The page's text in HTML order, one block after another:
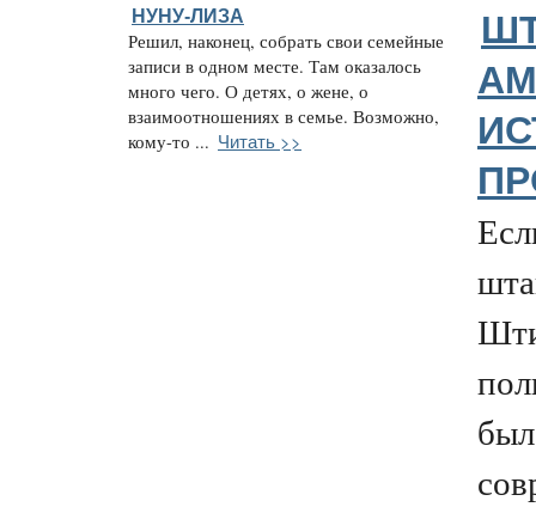
НУНУ-ЛИЗА
Решил, наконец, собрать свои семейные
записи в одном месте. Там оказалось
много чего. О детях, о жене, о
взаимоотношениях в семье. Возможно,
кому-то ... Читать >>